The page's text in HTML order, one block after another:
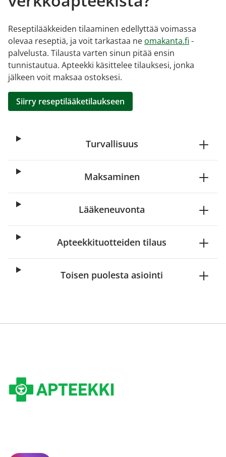
Reseptilääkkeiden tilaaminen edellyttää voimassa
olevaa reseptiä, ja voit tarkastaa ne omakanta.fi -
palvelusta. Tilausta varten sinun pitää ensin
tunnistautua. Apteekki käsittelee tilauksesi, jonka
jälkeen voit maksaa ostoksesi.
Siirry reseptilääketilaukseen
Turvallisuus
Maksaminen
Lääkeneuvonta
Apteekkituotteiden tilaus
Toisen puolesta asiointi